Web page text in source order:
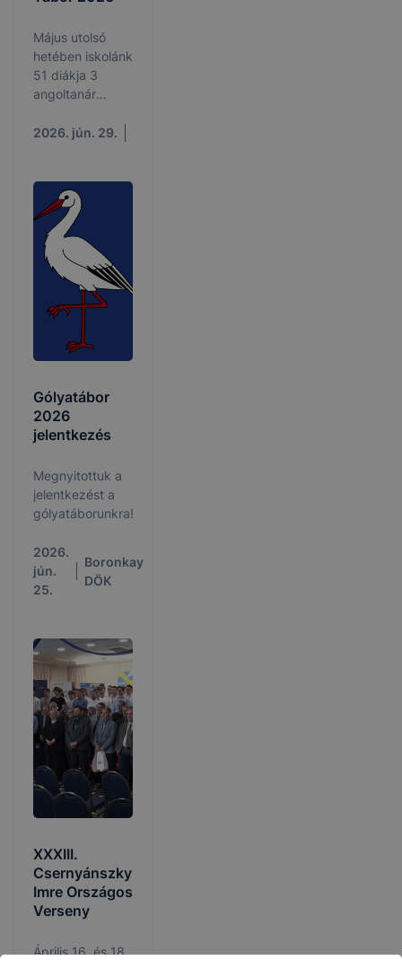
Május utolsó
hetében iskolánk
51 diákja 3
angoltanár
vett egy
tanulmányi
utazáson.
2026. jún. 29.
Gólyatábor
2026
jelentkezés
Megnyitottuk a
jelentkezést a
gólyatáborunkra!
2026.
jún.
25.
Boronkay
DÖK
XXXIII.
Csernyánszky
Imre Országos
Verseny
Április 16. és 18.